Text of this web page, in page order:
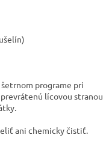
programe pri
lícovou stranou
ani chemicky čistiť.